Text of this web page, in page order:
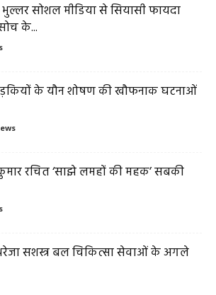
सोशल मीडिया से सियासी फायदा
के...
के यौन शोषण की खौफनाक घटनाओं
रचित ‘साझे लमहों की महक’ सबकी
सशस्त्र बल चिकित्सा सेवाओं के अगले